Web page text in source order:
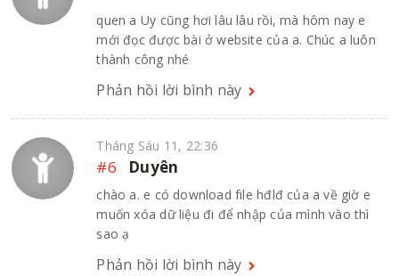
quen a Uy cũng hơi lâu lâu rồi, mà hôm nay e
mới đọc được bài ở website của a. Chúc a luôn
thành công nhé
Phản hồi lời bình này
Tháng Sáu 11, 22:36
#6 Duyên
chào a. e có download file hđlđ của a về giờ e
muốn xóa dữ liệu đi để nhập của mình vào thì
sao ạ
Phản hồi lời bình này